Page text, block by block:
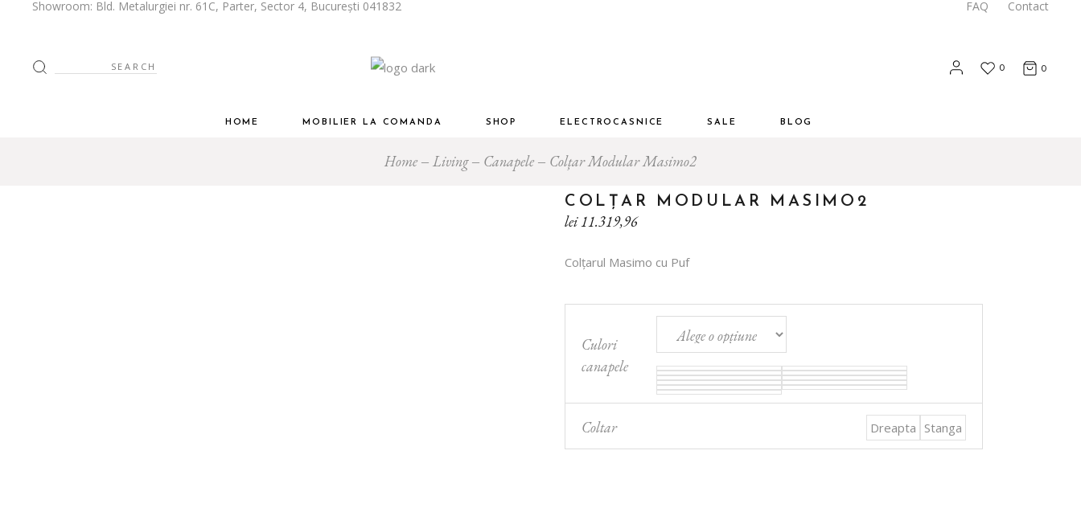
Showroom: Bld. Metalurgiei nr. 61C, Parter, Sector 4, București 041832 FAQ Contact
Search
for: 0 0
HOME MOBILIER LA COMANDA SHOP
Piese Designer Premium
Living și dinning
ELECTROCASNICE SALE BLOG
Home Living Canapele Colțar Modular Masimo2
COLȚAR MODULAR MASIMO2
lei11.319,96
Colțarul Masimo cu Puf
Culori
canapele
Coltar Dreapta Stanga